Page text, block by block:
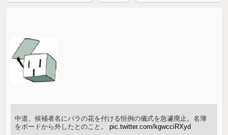
中道、候補者名にバラの花を付ける恒例の儀式を急遽廃止。名簿
をボードから外したとのこと。pic.twitter.com/kgwcciRXyd